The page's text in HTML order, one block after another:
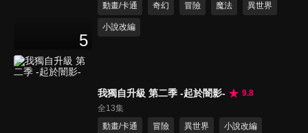
5
動畫/卡通
奇幻 冒險 魔法 異世界
小說改編
我獨自升級 第二季 -起於闇影-
9.8
全13集
動畫/卡通
冒險 異世界 小說改編